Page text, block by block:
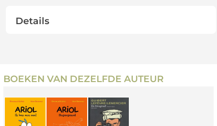
Details
BOEKEN VAN DEZELFDE AUTEUR